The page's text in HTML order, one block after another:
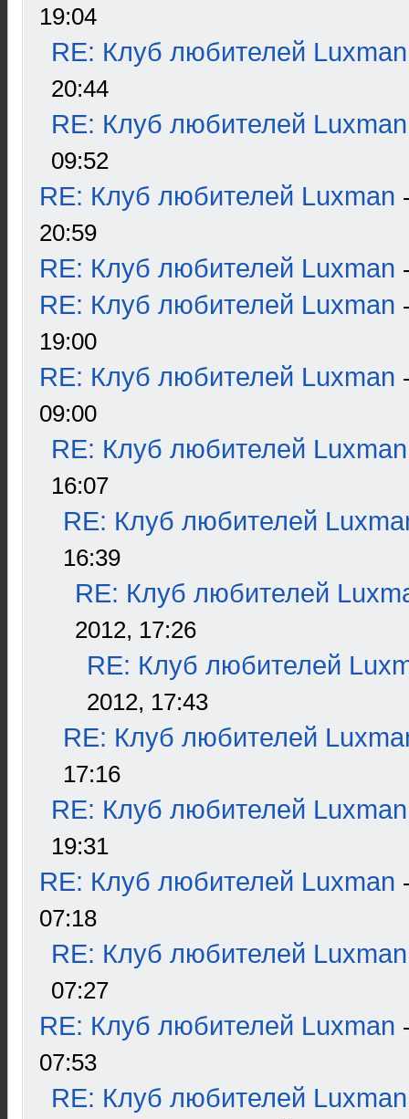
19:04
RE: Клуб любителей Luxman
20:44
RE: Клуб любителей Luxman
09:52
RE: Клуб любителей Luxman
20:59
RE: Клуб любителей Luxman
RE: Клуб любителей Luxman
19:00
RE: Клуб любителей Luxman
09:00
RE: Клуб любителей Luxman
16:07
RE: Клуб любителей
16:39
RE: Клуб любителей
2012, 17:26
RE: Клуб любителей
2012, 17:43
RE: Клуб любителей
17:16
RE: Клуб любителей Luxman
19:31
RE: Клуб любителей Luxman
07:18
RE: Клуб любителей Luxman
07:27
RE: Клуб любителей Luxman
07:53
RE: Клуб любителей Luxman